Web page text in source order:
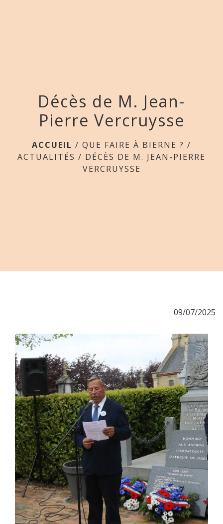
Décès de M. Jean-
Pierre Vercruysse
ACCUEIL / QUE FAIRE À BIERNE ? /
ACTUALITÉS / DÉCÈS DE M. JEAN-PIERRE
VERCRUYSSE
09/07/2025